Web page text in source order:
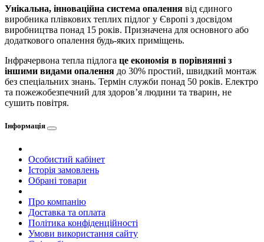
Унікальна, інноваційна система опалення від єдиного
виробника плівкових теплих підлог у Європі з досвідом
виробництва понад 15 років. Призначена для основного або
додаткового опалення будь-яких приміщень.
Інфрачервона тепла підлога це економія в порівнянні з
іншими видами опалення до 30% простий, швидкий монтаж
без спеціальних знань. Термін служби понад 50 років. Електро
та пожежобезпечний для здоров’я людини та тварин, не
сушить повітря.
Інформація
Особистий кабінет
Історія замовлень
Обрані товари
Про компанію
Доставка та оплата
Політика конфіденційності
Умови використання сайту